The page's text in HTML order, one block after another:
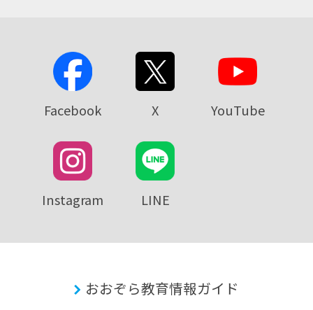
Facebook X YouTube
Instagram LINE
おおぞら教育情報ガイド